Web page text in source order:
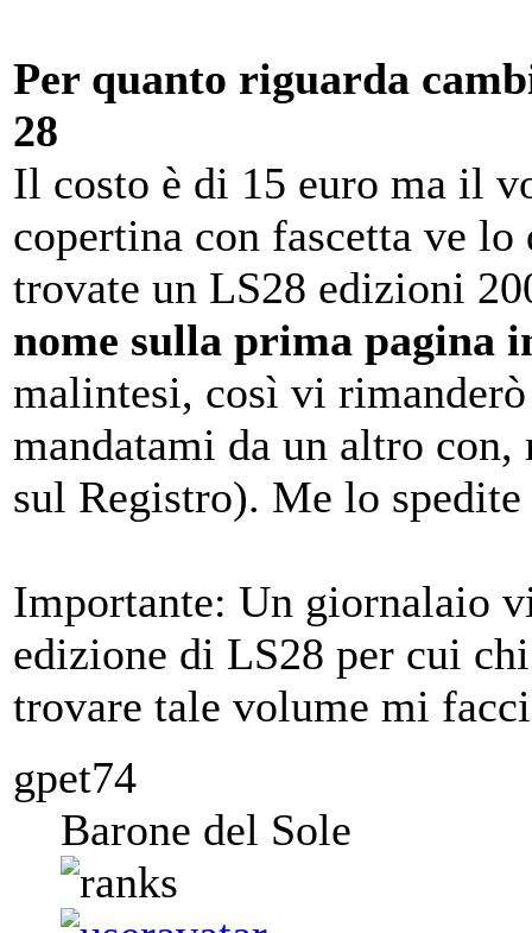
Per quanto riguarda
28
Il costo è di 15 euro ma il
copertina con fascetta ve
trovate un LS28 edizioni
nome sulla prima pagina
malintesi, così vi
mandatami da un altro
sul Registro). Me lo
Importante: Un giornalaio
edizione di LS28 per cui
trovare tale volume mi
gpet74
Barone del Sole